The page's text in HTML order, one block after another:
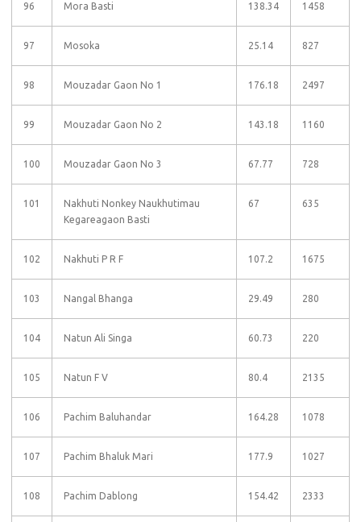
96 Mora Basti 138.34 1458
97 Mosoka 25.14 827
98 Mouzadar Gaon No 1 176.18 2497
99 Mouzadar Gaon No 2 143.18 1160
100 Mouzadar Gaon No 3 67.77 728
101
Nakhuti Nonkey Naukhutimau
Kegareagaon Basti
67 635
102 Nakhuti P R F 107.2 1675
103 Nangal Bhanga 29.49 280
104 Natun Ali Singa 60.73 220
105 Natun F V 80.4 2135
106 Pachim Baluhandar 164.28 1078
107 Pachim Bhaluk Mari 177.9 1027
108 Pachim Dablong 154.42 2333